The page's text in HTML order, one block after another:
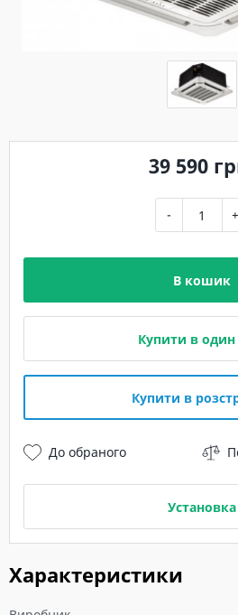
Характеристики
39 590
- +
В кошик
Купити в один
Купити в
До обраного
Установка